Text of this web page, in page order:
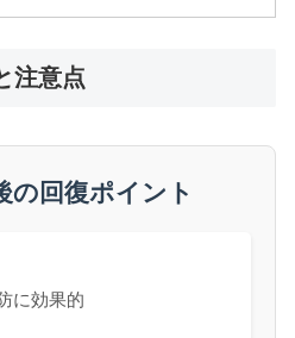
注意点
の回復ポイント
に効果的